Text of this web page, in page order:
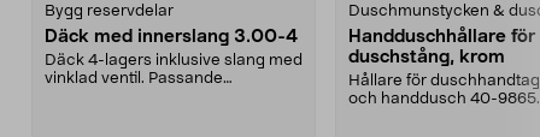
Bygg reservdelar
Däck med innerslang 3.00-4
Däck 4-lagers inklusive slang med
vinklad ventil. Passande
Duschmunstycken &
Handduschhållare
duschstång, krom
Hållare för
och handdusch 40-